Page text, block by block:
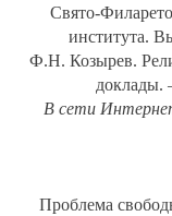
Свято-
института.
Ф.Н. Козырев.
В сети
Проблема